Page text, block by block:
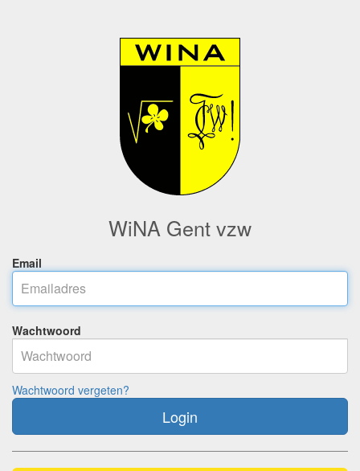
WiNA Gent vzw
Email
Wachtwoord
Wachtwoord vergeten?
Login